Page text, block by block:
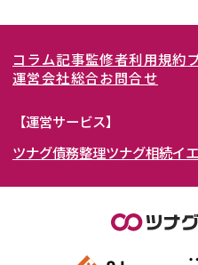
北海道
岩手県
秋田県
福島県
関東
東京都
埼玉県
茨城県
東海
愛知県
岐阜県
関西
大阪府
北陸・甲信越
九州・沖縄
離婚裁判
不貞・不倫慰謝料請求
養育費問題
コラム記事監修者利用規約
運営会社総合お問合せ
【運営サービス】
ツナグ債務整理ツナグ相続イ